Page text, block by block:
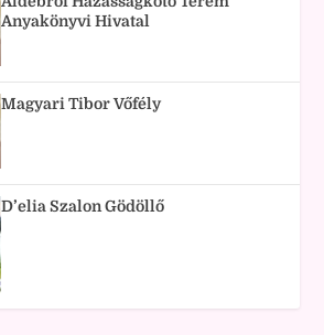
Anyakönyvi Hivatal
Magyari Tibor Vőfély
D’elia Szalon Gödöllő